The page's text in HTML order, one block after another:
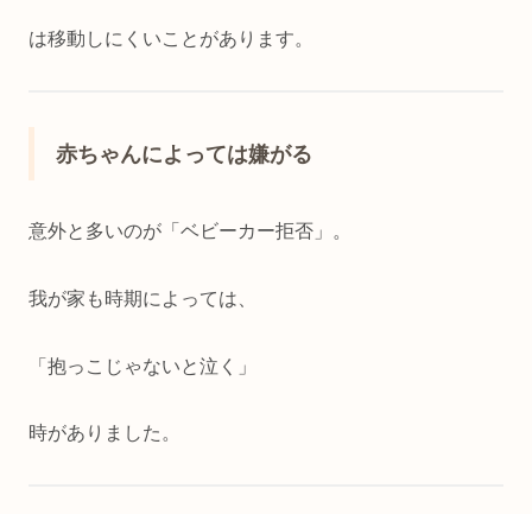
は移動しにくいことがあります。
赤ちゃんによっては嫌がる
意外と多いのが「ベビーカー拒否」。
我が家も時期によっては、
「抱っこじゃないと泣く」
時がありました。